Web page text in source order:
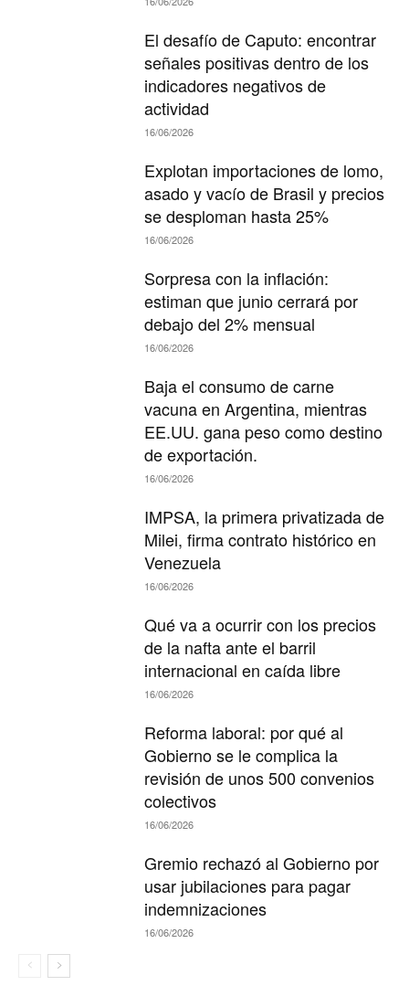
El desafío de Caputo: encontrar
señales positivas dentro de los
indicadores negativos de
actividad
16/06/2026
Explotan importaciones de lomo,
asado y vacío de Brasil y precios
se desploman hasta 25%
16/06/2026
Sorpresa con la inflación:
estiman que junio cerrará por
debajo del 2% mensual
16/06/2026
Baja el consumo de carne
vacuna en Argentina, mientras
EE.UU. gana peso como destino
de exportación.
16/06/2026
IMPSA, la primera privatizada de
Milei, firma contrato histórico en
Venezuela
16/06/2026
Qué va a ocurrir con los precios
de la nafta ante el barril
internacional en caída libre
16/06/2026
Reforma laboral: por qué al
Gobierno se le complica la
revisión de unos 500 convenios
colectivos
16/06/2026
Gremio rechazó al Gobierno por
usar jubilaciones para pagar
indemnizaciones
16/06/2026